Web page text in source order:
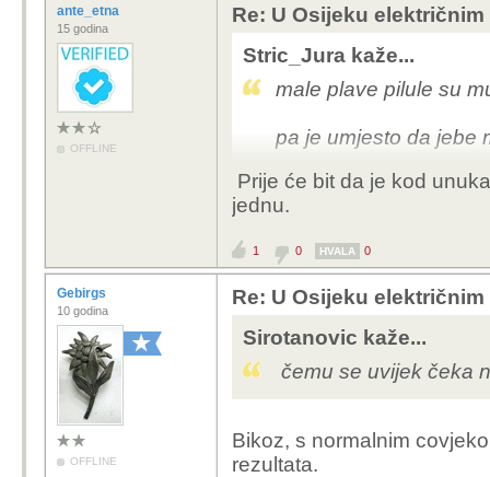
ante_etna
15 godina
OFFLINE
Re: U Osijeku
Stric_Jura kaže...
male plave pilule su
pa je umjesto da jebe
Prije će bit da je kod
jednu.
1 0 HVALA 0
Gebirgs
10 godina
OFFLINE
Re: U Osijeku
Sirotanovic kaže...
čemu se uvijek čeka
Bikoz, s normalnim
rezultata.